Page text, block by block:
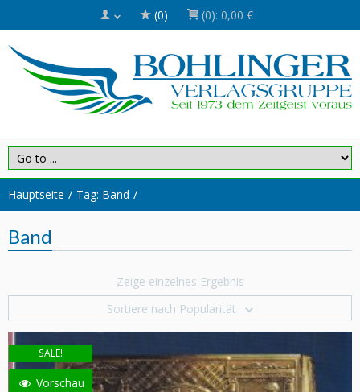
(0) (0): 0,00 €
Hauptseite Tag: Band
Band
Zeige einzelnes Ergebnis
Sortiere nach Popularität
SALE!
Vorschau